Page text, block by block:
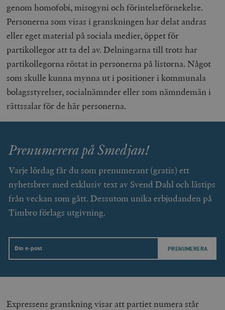
genom homofobi, misogyni och förintelseförnekelse.
Personerna som visas i granskningen har delat andras
eller eget material på sociala medier, öppet för
partikollegor att ta del av. Delningarna till trots har
partikollegorna röstat in personerna på listorna. Något
som skulle kunna mynna ut i positioner i kommunala
bolagsstyrelser, socialnämnder eller som nämndemän i
rättssalar för de här personerna.
Prenumerera på Smedjan!
Varje lördag får du som prenumerant (gratis) ett
nyhetsbrev med exklusiv text av Svend Dahl och lästips
från veckan som gått. Dessutom unika erbjudanden på
Timbro förlags utgivning.
Email
Expressens granskning visar att partiet numera står